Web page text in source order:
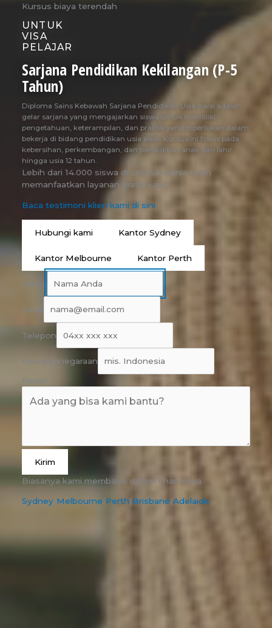
Kursus biaya terendah
UNTUK
VISA
PELAJAR
Sarjana Pendidikan Kekilangan (P-5
Tahun)
Diploma Sains Kebawah Sarjana Pendidikan Usia Awal adalah
gelar sarjana yang mengajarkan siswa untuk memiliki
pengetahuan, keterampilan, dan praktik yang diperlukan dalam
bekerja di bidang pendidikan usia awal. Kursus ini fokus pada
kebersihan, perkembangan, dan pendidikan anak dari lahir
hingga usia 12 tahun.
Lebih dari 14.000 siswa di seluruh dunia telah
memanfaatkan layanan gratis kami.
Baca testimoni klien kami di sini
Hubungi kami Kantor Sydney
Kantor Melbourne Kantor Perth
Nama
Email
Telepon
Kewarganegaraan
Kirim
Biasanya kami membalas dalam 1 hari kerja.
Sydney|Melbourne|Perth|Brisbane|Adelaide